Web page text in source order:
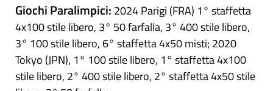
Giochi Paralimpici: 2024 Parigi (FRA) 1° staffetta
4x100 stile libero, 3° 50 farfalla, 3° 400 stile libero,
3° 100 stile libero, 6° staffetta 4x50 misti; 2020
Tokyo (JPN), 1° 100 stile libero, 1° staffetta 4x100
stile libero, 2° 400 stile libero, 2° staffetta 4x50 stile